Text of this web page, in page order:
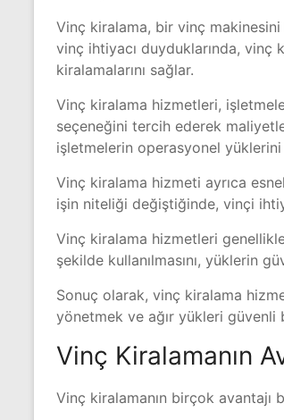
Vinç kiralama, bir vinç
vinç ihtiyacı duyduklarında, vinç
kiralamalarını sağlar.
Vinç kiralama hizmetleri,
seçeneğini tercih ederek
işletmelerin operasyonel yüklerini
Vinç kiralama hizmeti ayrıca
işin niteliği değiştiğinde, vinçi
Vinç kiralama hizmetleri
şekilde kullanılmasını, yüklerin
Sonuç olarak, vinç kiralama
yönetmek ve ağır yükleri
Vinç Kiralamanın
Vinç kiralamanın birçok avantajı